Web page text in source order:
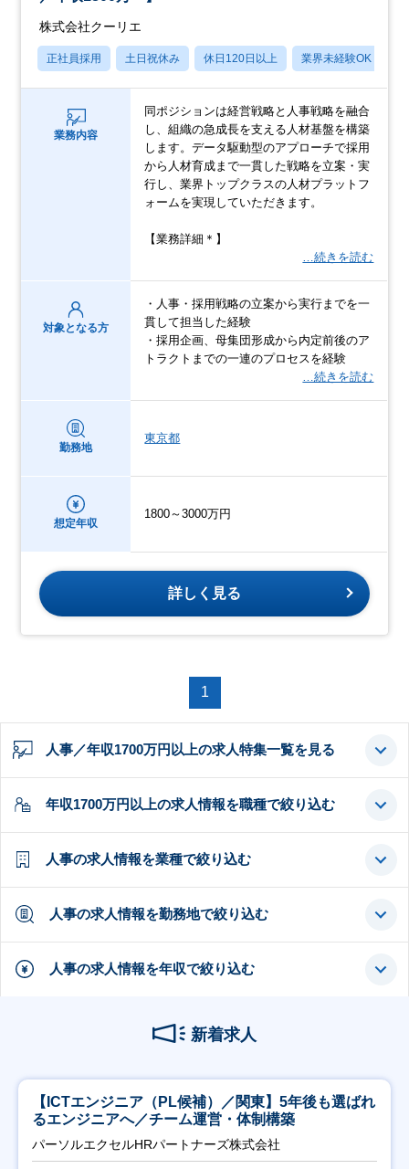
株式会社クーリエ
正社員採用 土日祝休み 休日120日以上 業界未経験OK
業務内容
同ポジションは経営戦略と人事戦略を融合
し、組織の急成長を支える人材基盤を構築
します。データ駆動型のアプローチで採用
から人材育成まで一貫した戦略を立案・実
行し、業界トップクラスの人材プラットフ
ォームを実現していただきます。
【業務詳細＊】
…続きを読む
対象となる方
・人事・採用戦略の立案から実行までを一
貫して担当した経験
・採用企画、母集団形成から内定前後のア
トラクトまでの一連のプロセスを経験
…続きを読む
勤務地
東京都
想定年収
1800～3000万円
詳しく見る
1
人事／年収1700万円以上の求人特集一覧を見る
年収1700万円以上の求人情報を職種で絞り込む
人事の求人情報を業種で絞り込む
人事の求人情報を勤務地で絞り込む
人事の求人情報を年収で絞り込む
新着求人
【ICTエンジニア（PL候補）／関東】5年後も選ばれ
るエンジニアへ／チーム運営・体制構築
パーソルエクセルHRパートナーズ株式会社